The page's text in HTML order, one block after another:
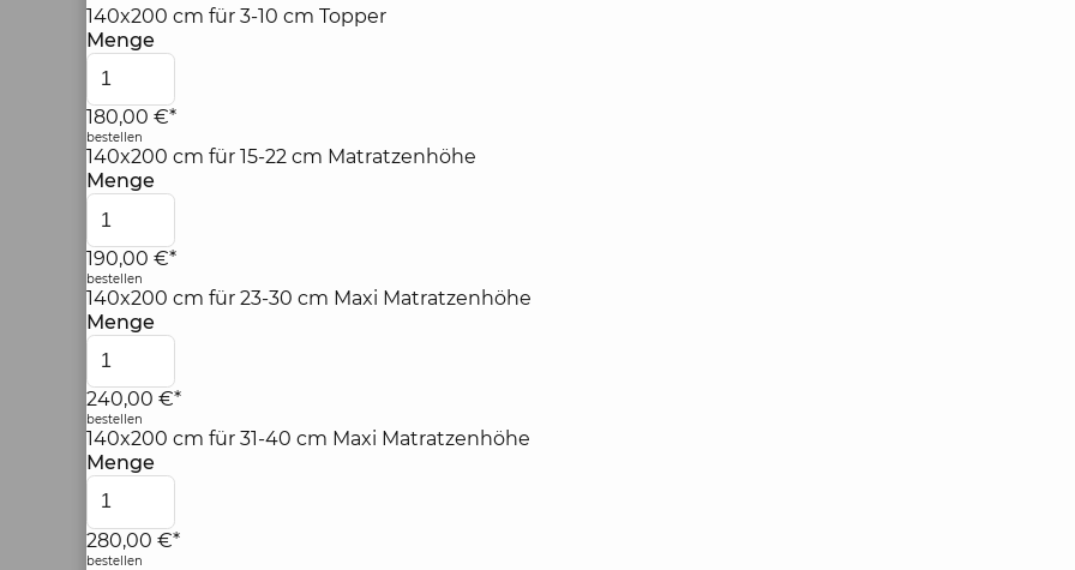
140x200 cm für 3-10 cm Topper
Menge
180,00 €*
bestellen
140x200 cm für 15-22 cm Matratzenhöhe
Menge
190,00 €*
bestellen
140x200 cm für 23-30 cm Maxi Matratzenhöhe
Menge
240,00 €*
bestellen
140x200 cm für 31-40 cm Maxi Matratzenhöhe
Menge
280,00 €*
bestellen